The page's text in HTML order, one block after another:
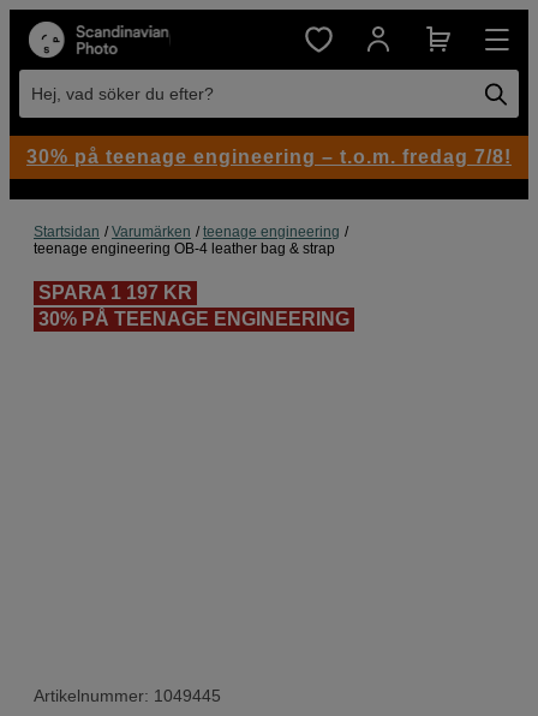
Hej, vad söker du efter?
Startsidan Varumärken
teenage engineering
teenage engineering OB-4 leather bag & strap
SPARA 1 197 KR
30% PÅ TEENAGE ENGINEERING
Artikelnummer: 1049445
30% på teenage engineering – t.o.m. fredag 7/8!